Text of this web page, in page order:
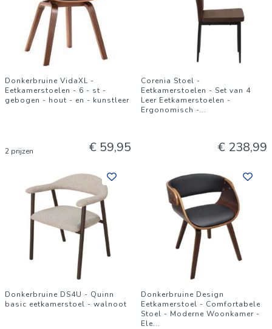
Donkerbruine VidaXL -
Eetkamerstoelen - 6 - st -
gebogen - hout - en - kunstleer
2 prijzen € 59,95
Corenia Stoel -
Eetkamerstoelen - Set van 4
Leer Eetkamerstoelen -
Ergonomisch -...
€ 238,99
Donkerbruine DS4U - Quinn
basic eetkamerstoel - walnoot
Donkerbruine Design
Eetkamerstoel - Comfortabele
Stoel - Moderne Woonkamer -
Ele...